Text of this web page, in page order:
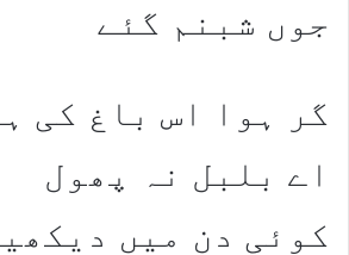
جوں شبنم گئے
گر ہوا اس باغ کی
اے بلبل نہ پھول
کوئی دن میں